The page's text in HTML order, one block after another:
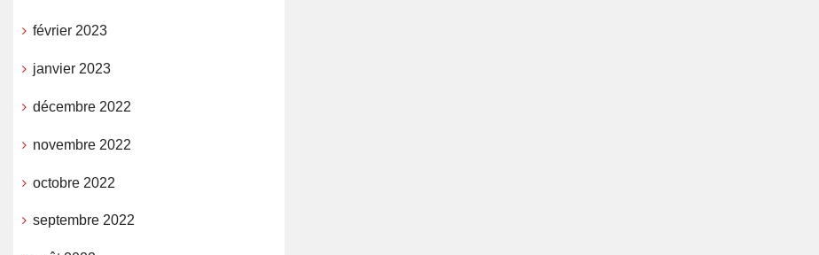
février 2023
janvier 2023
décembre 2022
novembre 2022
octobre 2022
septembre 2022